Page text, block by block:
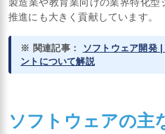
推進にも大きく貢献しています。
※ 関連記事：
ソフトウェア開発
ントについて解説
ソフトウェアの主